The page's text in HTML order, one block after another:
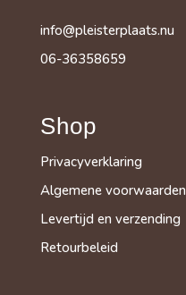
info@pleisterplaats.nu
06-36358659
Shop
Privacyverklaring
Algemene voorwaarden
Levertijd en verzending
Retourbeleid